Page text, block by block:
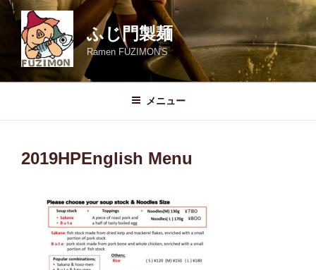
ふじ門製麺
Ramen FUZIMON'S
メニュー
2019HPEnglish Menu